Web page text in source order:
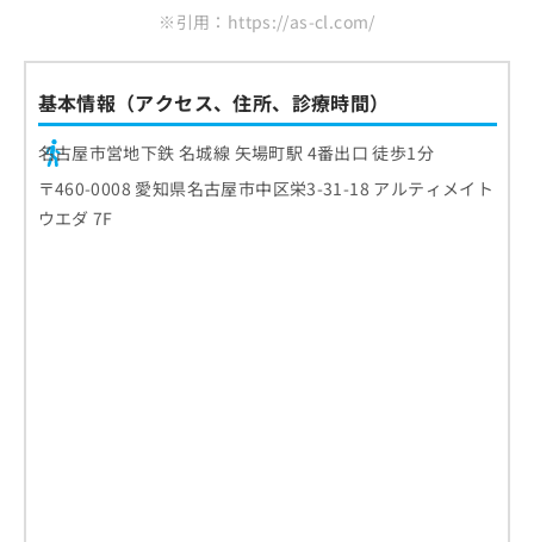
※引用：https://as-cl.com/
基本情報（アクセス、住所、診療時間）
名古屋市営地下鉄 名城線 矢場町駅 4番出口 徒歩1分
〒460-0008 愛知県名古屋市中区栄3-31-18 アルティメイト
ウエダ 7F